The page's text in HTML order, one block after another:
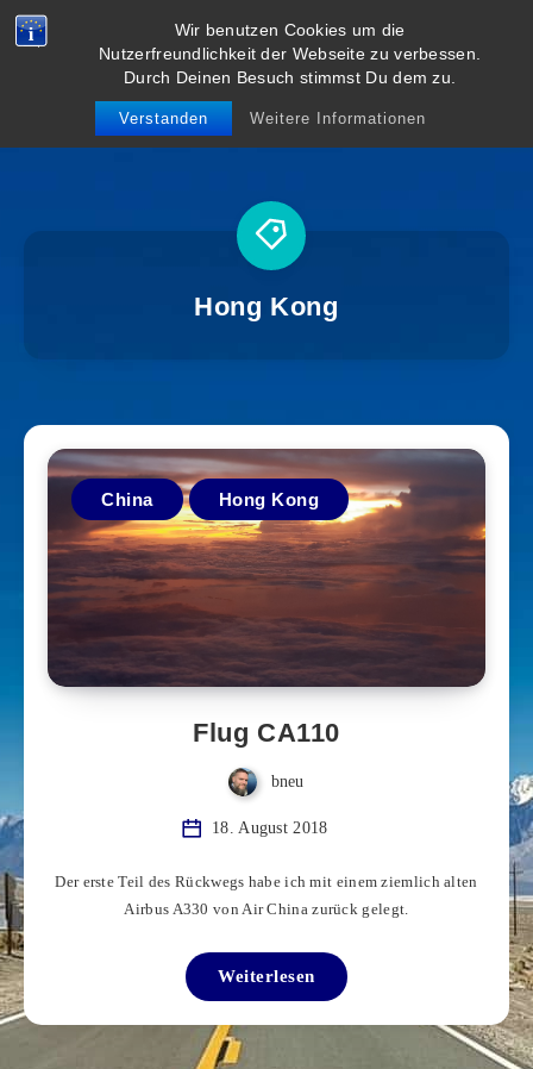
Wir benutzen Cookies um die
Nutzerfreundlichkeit der Webseite zu verbessen.
Durch Deinen Besuch stimmst Du dem zu.
Verstanden Weitere Informationen
viel weiter
weg
Hong Kong
China Hong Kong
Flug CA110
bneu
18. August 2018
Der erste Teil des Rückwegs habe ich mit einem ziemlich alten
Airbus A330 von Air China zurück gelegt.
Weiterlesen